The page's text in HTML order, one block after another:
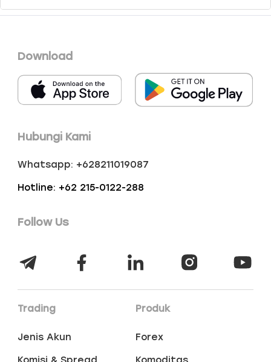
Download
Hubungi Kami
Whatsapp: +628211019087
Hotline: +62 215-0122-288
Follow Us
Trading
Jenis Akun
Produk
Forex